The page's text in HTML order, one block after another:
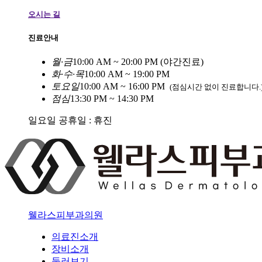
오시는 길
진료안내
월·금10:00 AM ~ 20:00 PM (야간진료)
화·수·목10:00 AM ~ 19:00 PM
토 요일10:00 AM ~ 16:00 PM (점심시간 없이 진료합니다
점심13:30 PM ~ 14:30 PM
일요일 공휴일 : 휴진
웰라스피부과의원
의료진소개
장비소개